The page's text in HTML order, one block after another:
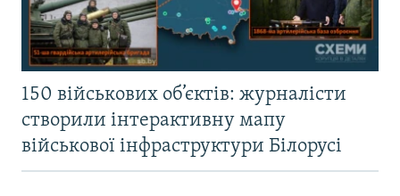
150 військових об’єктів: журналісти
створили інтерактивну мапу
військової інфраструктури Білорусі